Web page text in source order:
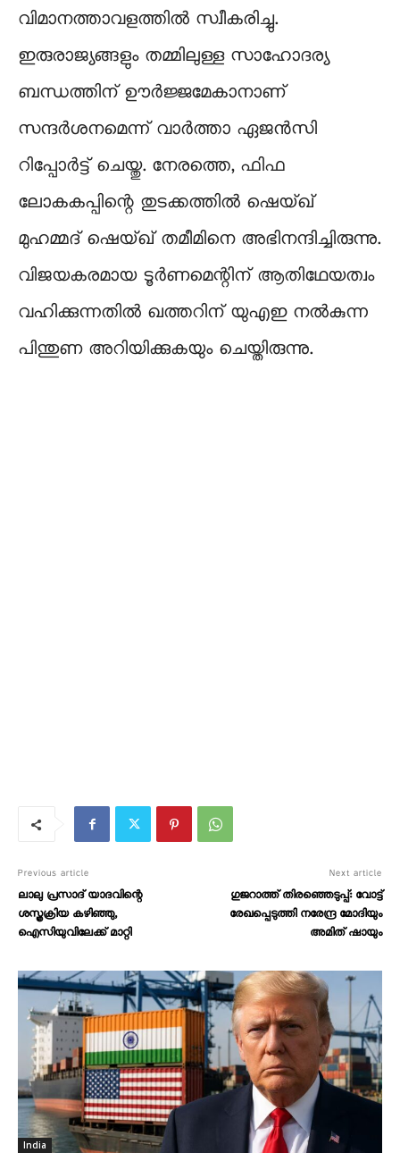
വിമാനത്താവളത്തിൽ സ്വീകരിച്ചു.
ഇരുരാജ്യങ്ങളും തമ്മിലുള്ള സാഹോദര്യ
ബന്ധത്തിന് ഊര്‍ജ്ജമേകാനാണ്
സന്ദര്‍ശനമെന്ന് വാര്‍ത്താ ഏജന്‍സി
റിപ്പോര്‍ട്ട് ചെയ്തു. നേരത്തെ, ഫിഫ
ലോകകപ്പിന്റെ തുടക്കത്തില്‍ ഷെയ്ഖ്
മുഹമ്മദ് ഷെയ്ഖ് തമീമിനെ അഭിനന്ദിച്ചിരുന്നു.
വിജയകരമായ ടൂര്‍ണമെന്റിന് ആതിഥേയത്വം
വഹിക്കുന്നതില്‍ ഖത്തറിന് യുഎഇ നല്‍കുന്ന
പിന്തുണ അറിയിക്കുകയും ചെയ്തിരുന്നു.
Previous article
ലാലു പ്രസാദ് യാദവിന്റെ
ശസ്ത്രക്രിയ കഴിഞ്ഞു,
ഐസിയുവിലേക്ക് മാറ്റി
Next article
ഗുജറാത്ത് തിരഞ്ഞെടുപ്പ്: വോട്ട്
രേഖപ്പെടുത്തി നരേന്ദ്ര മോദിയും
അമിത് ഷായും
India